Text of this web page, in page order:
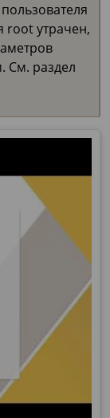
root утрачен,
См. раздел